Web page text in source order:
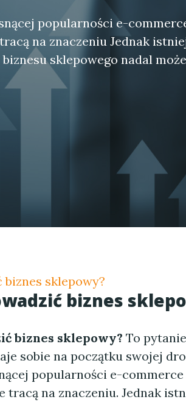
popularności e-
na znaczeniu Jednak
sklepowego nadal
sklepowy?
biznes
biznes sklepowy? To
sobie na początku swojej
popularności e-commerce
tracą na znaczeniu. Jednak